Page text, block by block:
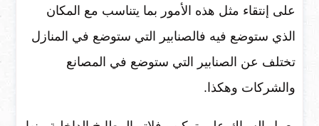
على إنتقاء مثل هذه الأمور بما يتناسب مع المكان
الذي ستوضع فيه فالصنابير التي ستوضع في المنازل
تختلف عن الصنابير التي ستوضع في المصانع
والشركات وهكذا.